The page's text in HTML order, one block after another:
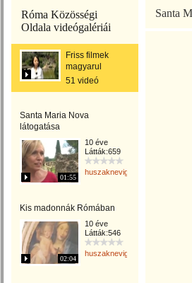
Róma Közösségi
Oldala videógalériái
Friss filmek
magyarul
51 videó
Santa Maria Nova
látogatása
01:55
10 éve
Látták:659
huszaknevighgabriella
Kis madonnák Rómában
02:04
10 éve
Látták:546
huszaknevighgabriella
Santa